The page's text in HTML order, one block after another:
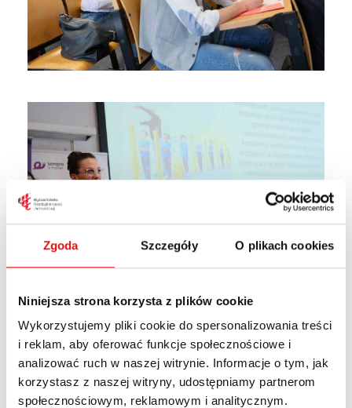
Zgoda Szczegóły O plikach cookies
Niniejsza strona korzysta z plików cookie
Wykorzystujemy pliki cookie do spersonalizowania treści
i reklam, aby oferować funkcje społecznościowe i
analizować ruch w naszej witrynie. Informacje o tym, jak
korzystasz z naszej witryny, udostępniamy partnerom
społecznościowym, reklamowym i analitycznym.